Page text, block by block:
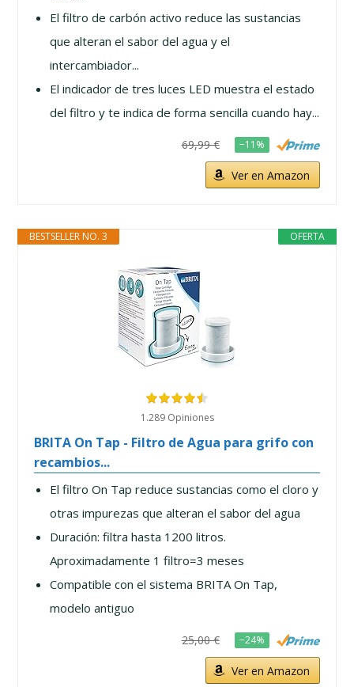
El filtro de carbón activo reduce las sustancias
que alteran el sabor del agua y el
intercambiador...
El indicador de tres luces LED muestra el estado
del filtro y te indica de forma sencilla cuando hay...
69,99 € −11%
Ver en Amazon
OFERTA
BESTSELLER NO. 3
1.289 Opiniones
BRITA On Tap - Filtro de Agua para grifo con
recambios...
El filtro On Tap reduce sustancias como el cloro y
otras impurezas que alteran el sabor del agua
Duración: filtra hasta 1200 litros.
Aproximadamente 1 filtro=3 meses
Compatible con el sistema BRITA On Tap,
modelo antiguo
25,00 € −24%
Ver en Amazon